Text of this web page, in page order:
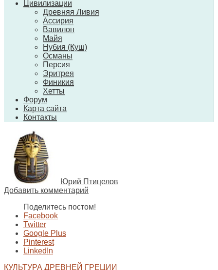
Цивилизации
Древняя Ливия
Ассирия
Вавилон
Майя
Нубия (Куш)
Османы
Персия
Эритрея
Финикия
Хетты
Форум
Карта сайта
Контакты
Юрий Птицелов
Добавить комментарий
Поделитесь постом!
Facebook
Twitter
Google Plus
Pinterest
LinkedIn
КУЛЬТУРА ДРЕВНЕЙ ГРЕЦИИ